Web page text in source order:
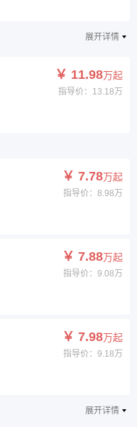
展开详情
￥ 11.98万起
指导价：13.18万
￥ 7.78万起
指导价：8.98万
￥ 7.88万起
指导价：9.08万
￥ 7.98万起
指导价：9.18万
展开详情